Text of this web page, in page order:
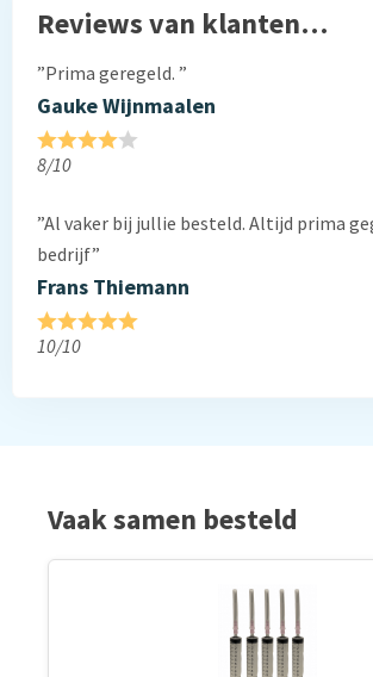
Reviews van klanten…
”Prima geregeld. ”
Gauke Wijnmaalen
8/10
”Al vaker bij jullie besteld. Altijd prima
bedrijf”
Frans Thiemann
10/10
Vaak samen besteld